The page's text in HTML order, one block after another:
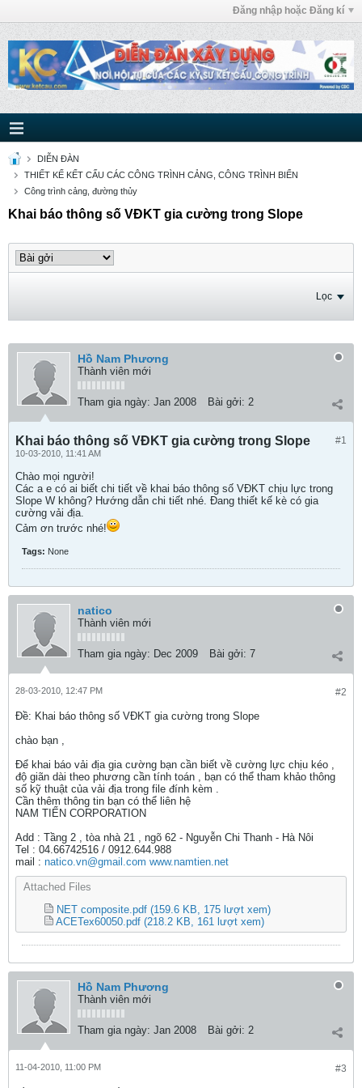
Đăng nhập hoặc Đăng kí
DIỄN ĐÀN
THIẾT KẾ KẾT CẤU CÁC CÔNG TRÌNH CẢNG, CÔNG TRÌNH BIỂN
Công trình cảng, đường thủy
Khai báo thông số VĐKT gia cường trong Slope
Lọc
Hồ Nam Phương
Thành viên mới
Tham gia ngày: Jan 2008 Bài gởi: 2
#1
Khai báo thông số VĐKT gia cường trong Slope
10-03-2010, 11:41 AM
Chào mọi người!
Các a e có ai biết chi tiết về khai báo thông số VĐKT chịu lực trong
Slope W không? Hướng dẫn chi tiết nhé. Đang thiết kế kè có gia
cường vải địa.
Cảm ơn trước nhé!
Tags: None
natico
Thành viên mới
Tham gia ngày: Dec 2009 Bài gởi: 7
#2
28-03-2010, 12:47 PM
Ðề: Khai báo thông số VĐKT gia cường trong Slope
chào bạn ,
Để khai báo vải địa gia cường bạn cần biết về cường lực chịu kéo ,
độ giãn dài theo phương cần tính toán , bạn có thể tham khảo thông
số kỹ thuật của vải địa trong file đính kèm .
Cần thêm thông tin bạn có thể liên hệ
NAM TIẾN CORPORATION
Add : Tầng 2 , tòa nhà 21 , ngõ 62 - Nguyễn Chi Thanh - Hà Nôi
Tel : 04.66742516 / 0912.644.988
mail : natico.vn@gmail.com www.namtien.net
Attached Files
NET composite.pdf (159.6 KB, 175 lượt xem)
ACETex60050.pdf (218.2 KB, 161 lượt xem)
Hồ Nam Phương
Thành viên mới
Tham gia ngày: Jan 2008 Bài gởi: 2
#3
11-04-2010, 11:00 PM